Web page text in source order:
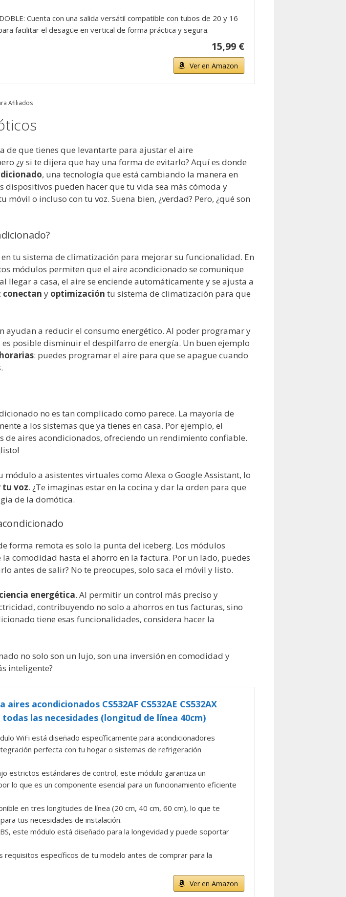
Cuenta con una salida versátil compatible con tubos de 20 y 16
facilitar el desagüe en vertical de forma práctica y segura.
15,99 €
Ver en Amazon
Afiliados
de que tienes que levantarte para ajustar el aire
¿y si te dijera que hay una forma de evitarlo? Aquí es donde
, una tecnología que está cambiando la manera en
pueden hacer que tu vida sea más cómoda y
o incluso con tu voz. Suena bien, ¿verdad? Pero, ¿qué son
tu sistema de climatización para mejorar su funcionalidad. En
módulos permiten que el aire acondicionado se comunique
a casa, el aire se enciende automáticamente y se ajusta a
conectan y optimización tu sistema de climatización para que
ayudan a reducir el consumo energético. Al poder programar y
posible disminuir el despilfarro de energía. Un buen ejemplo
: puedes programar el aire para que se apague cuando
no es tan complicado como parece. La mayoría de
a los sistemas que ya tienes en casa. Por ejemplo, el
de aires acondicionados, ofreciendo un rendimiento confiable.
a asistentes virtuales como Alexa o Google Assistant, lo
tu voz. ¿Te imaginas estar en la cocina y dar la orden para que
de la domótica.
forma remota es solo la punta del iceberg. Los módulos
la comodidad hasta el ahorro en la factura. Por un lado, puedes
antes de salir? No te preocupes, solo saca el móvil y listo.
energética. Al permitir un control más preciso y
contribuyendo no solo a ahorros en tus facturas, sino
tiene esas funcionalidades, considera hacer la
no solo son un lujo, son una inversión en comodidad y
inteligente?
acondicionados CS532AF CS532AE CS532AX
las necesidades (longitud de línea 40cm)
WiFi está diseñado específicamente para acondicionadores
perfecta con tu hogar o sistemas de refrigeración
estrictos estándares de control, este módulo garantiza un
lo que es un componente esencial para un funcionamiento eficiente
en tres longitudes de línea (20 cm, 40 cm, 60 cm), lo que te
tus necesidades de instalación.
este módulo está diseñado para la longevidad y puede soportar
requisitos específicos de tu modelo antes de comprar para la
Ver en Amazon